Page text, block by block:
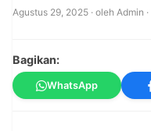
Agustus 29, 2025 · oleh Admin ·
Bagikan:
WhatsApp